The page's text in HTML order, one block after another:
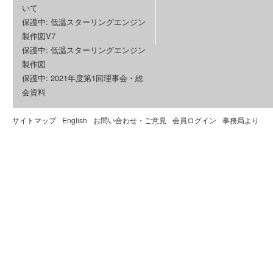
いて
保護中: 低温スターリングエンジン
製作図V7
保護中: 低温スターリングエンジン
製作図
保護中: 2021年度第1回理事会・総
会資料
サイトマップ English お問い合わせ・ご意見 会員ログイン 事務局より